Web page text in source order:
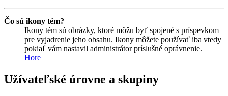
Čo sú ikony tém?
Ikony tém sú obrázky, ktoré môžu byť spojené s príspevkom
pre vyjadrenie jeho obsahu. Ikony môžete používať iba vtedy
pokiaľ vám nastavil administrátor príslušné oprávnenie.
Hore
Užívateľské úrovne a skupiny